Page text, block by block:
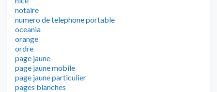
notaire
numero de telephone portable
oceania
orange
ordre
page jaune
page jaune mobile
page jaune particulier
pages blanches